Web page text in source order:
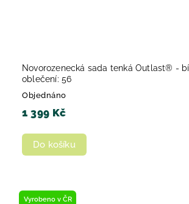
Novorozenecká sada tenká Outlast® -
oblečení: 56
Objednáno
1 399 Kč
Do košíku
Vyrobeno v ČR